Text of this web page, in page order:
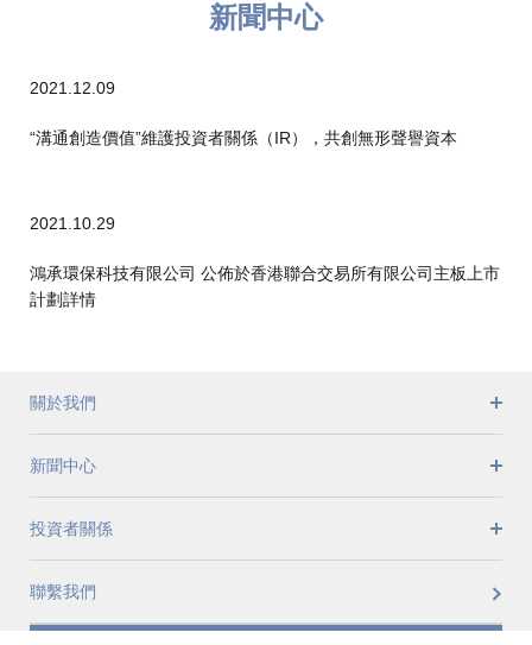
新聞中心
2021.12.09
“溝通創造價值”維護投資者關係（IR），共創無形聲譽資本
2021.10.29
鴻承環保科技有限公司 公佈於香港聯合交易所有限公司主板上市
計劃詳情
關於我們
新聞中心
投資者關係
聯繫我們